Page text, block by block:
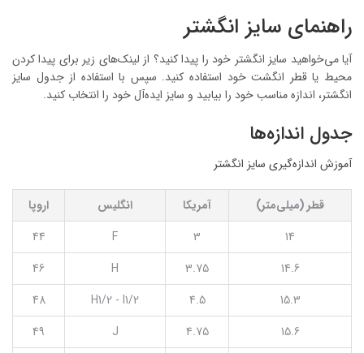
راهنمای سایز انگشتر
آیا می‌خواهید سایز انگشتر خود را پیدا کنید؟ از لینک‌های زیر برای پیدا کردن
محیط یا قطر انگشت خود استفاده کنید. سپس با استفاده از جدول سایز
انگشتر، اندازه مناسب خود را بیابید و سایز ایده‌آل خود را انتخاب کنید.
جدول اندازه‌ها
آموزش اندازه‌گیری سایز انگشتر
قطر (میلی‌متر) آمریکا انگلیس
اروپا
14
3
F
44
14.6
3.75
H
46
15.3
4.5
H1/2 - I1/2
48
15.6
4.75
J
49